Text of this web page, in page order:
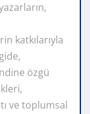
katkılarıyla
özgü
ve toplumsal